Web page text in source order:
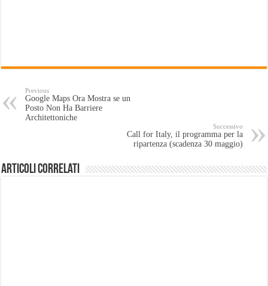
Previous
Google Maps Ora Mostra se un
Posto Non Ha Barriere
Architettoniche
Successivo
Call for Italy, il programma per la
ripartenza (scadenza 30 maggio)
Articoli Correlati